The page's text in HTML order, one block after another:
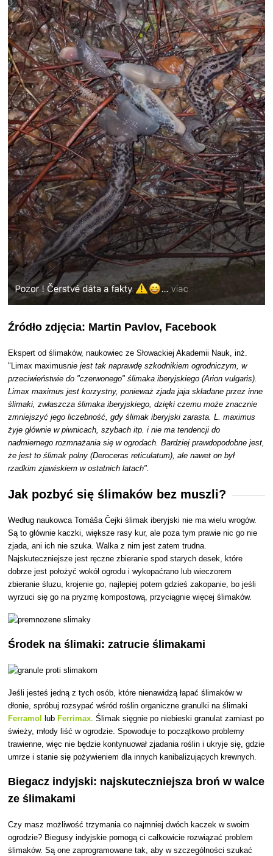
Źródło zdjęcia: Martin Pavlov, Facebook
Ekspert od ślimaków, naukowiec ze Słowackiej Akademii Nauk, inż.
"Limax maximusnie jest tak naprawdę szkodnikiem ogrodniczym, w
przeciwieństwie do "czerwonego" ślimaka iberyjskiego (Arion vulgaris).
Limax maximus jest korzystny, ponieważ zjada jaja składane przez inne
ślimaki, zwłaszcza ślimaka iberyjskiego, dzięki czemu może znacznie
zmniejszyć jego liczebność, gdy ślimak iberyjski zarasta. L. maximus
żyje głównie w piwnicach, szybach itp. i nie ma tendencji do
nadmiernego rozmnażania się w ogrodach. Bardziej prawdopodobne jest,
że jest to ślimak polny (Deroceras reticulatum), ale nawet on był
rzadkim zjawiskiem w ostatnich latach".
Jak pozbyć się ślimaków bez muszli?
Według naukowca Tomáša Čejki ślimak iberyjski nie ma wielu wrogów.
Są to głównie kaczki, większe rasy kur, ale poza tym prawie nic go nie
zjada, ani ich nie szuka. Walka z nim jest zatem trudna.
Najskuteczniejsze jest ręczne zbieranie spod starych desek, które
dobrze jest położyć wokół ogrodu i wykopaćrano lub wieczorem
zbieranie śluzu, krojenie go, najlepiej potem gdzieś zakopanie, bo jeśli
wyrzuci się go na pryzmę kompostową, przyciągnie więcej ślimaków.
Środek na ślimaki: zatrucie ślimakami
Jeśli jesteś jedną z tych osób, które nienawidzą łapać ślimaków w
dłonie, spróbuj rozsypać wśród roślin organiczne granulki na ślimaki
Ferramol
lub Ferrimax. Ślimak sięgnie po niebieski granulat zamiast po
świeży, młody liść w ogrodzie. Spowoduje to początkowo problemy
trawienne, więc nie będzie kontynuował zjadania roślin i ukryje się, gdzie
umrze i stanie się pożywieniem dla innych kanibalizujących krewnych.
Biegacz indyjski: najskuteczniejsza broń w walce
ze ślimakami
Czy masz możliwość trzymania co najmniej dwóch kaczek w swoim
ogrodzie? Biegusy indyjskie pomogą ci całkowicie rozwiązać problem
ślimaków. Są one zaprogramowane tak, aby w szczególności szukać